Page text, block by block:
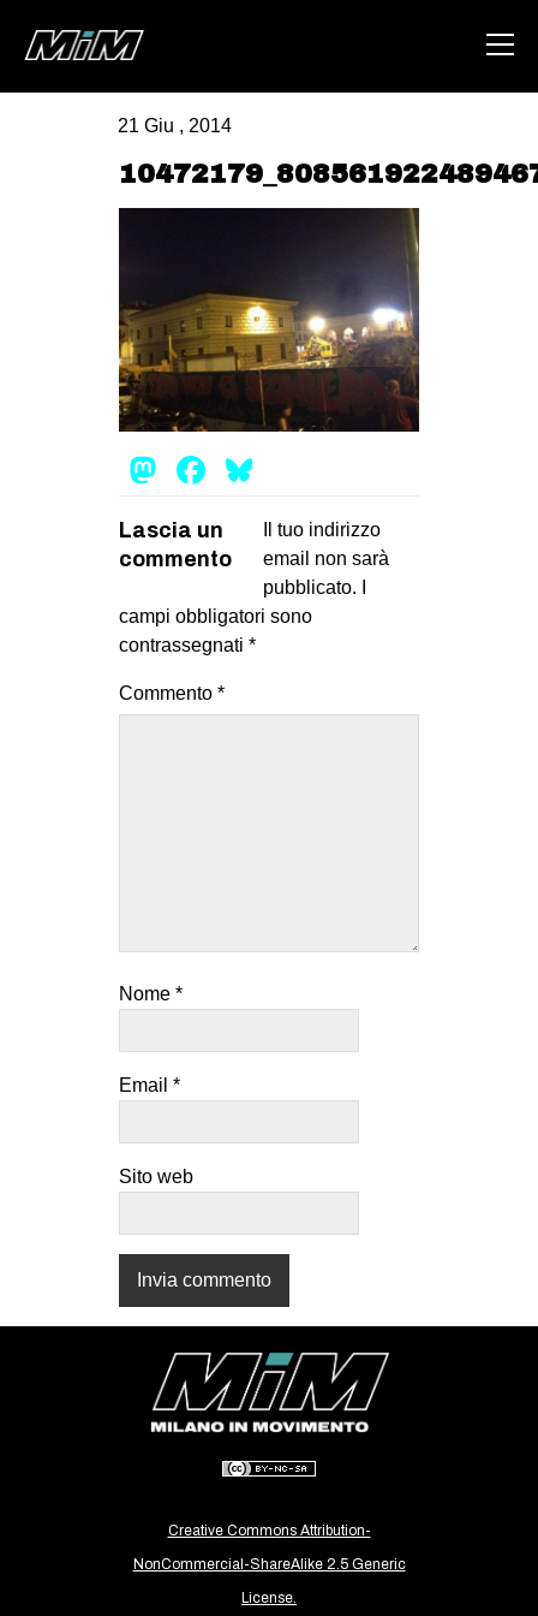
ABOUT
DEGENERAZIONE
GAZA FREESTYLE
CSOA LAMBRETTA
MSM
STUDENTI TSUNAMI
MILANO
MOBILITAZIONI
SPAZI
REPRESSIONE
STUDENTI
CULTURE
ARTE
RECENSIONI
INTERNAZIONALE
AFRICA
AMERICHE
ESTREMO ORIENTE
MEDIO ORIENTE
MONDO
21 Giu , 2014
Mastodon
Facebook
Lascia un
commento
Il tuo indirizzo
email non sarà
pubblicato.
campi obbligatori sono
contrassegnati *
Commento *
Nome *
Email *
Sito web
Creative Commons Attribution-
NonCommercial-ShareAlike 2.5 Generic
License.